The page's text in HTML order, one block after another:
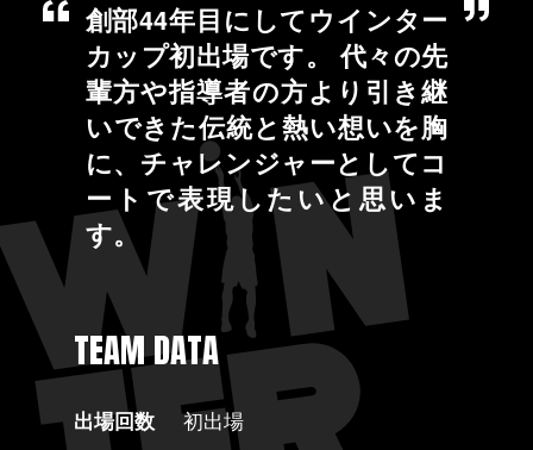
創部44年目にしてウインター
カップ初出場です。 代々の先
輩方や指導者の方より引き継
いできた伝統と熱い想いを胸
に、チャレンジャーとしてコ
ートで表現したいと思いま
す。
TEAM DATA
出場回数
初出場